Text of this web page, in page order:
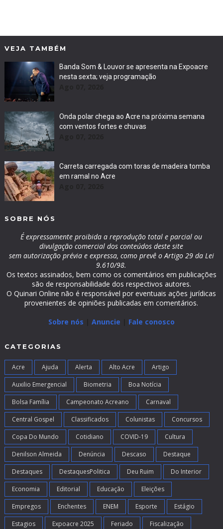
VEJA TAMBÉM
Banda Som & Louvor se apresenta na Expoacre
nesta sexta; veja programação
Onda polar chega ao Acre na próxima semana
com ventos fortes e chuvas
Carreta carregada com toras de madeira tomba
em ramal no Acre
SOBRE NÓS
É expressamente proibida a reprodução total e parcial ou
divulgação comercial dos conteúdos deste site
sem autorização prévia e expressa, como prevê o Artigo 29 da Lei
9.610/98.
Os textos assinados, bem como os comentários em publicações
são de responsabilidade dos respectivos autores.
O Quinari Online não é responsável por eventuais ações jurídicas
provenientes de opiniões publicadas em comentários.
Sobre nós
Anuncie Fale conosco
CATEGORIAS
Acre Ajuda Alerta Alto Acre Artigo
Auxilio Emergencial Biometria Boa Notícia
Bolsa Família Campeonato Acreano Carnaval
Central Gospel Classificados Colunistas Concursos
Copa Do Mundo Cotidiano COVID-19 Cultura
Denilson Almeida Denúncia Descaso Destaque
Destaques DestaquesPolitica Deu Ruim Do Interior
Economia Editorial Educação Eleições
Empregos Enchentes ENEM Esporte Estágio
Estagios Expoacre 2025 Feriado Fiscalização